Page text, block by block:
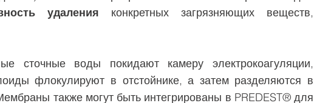
удаления конкретных загрязняющих веществ,
сточные воды покидают камеру электрокоагуляции,
флокулируют в отстойнике, а затем разделяются в
также могут быть интегрированы в PREDEST® для